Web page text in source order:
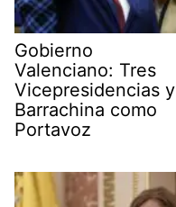
Gobierno
Valenciano: Tres
Vicepresidencias y
Barrachina como
Portavoz